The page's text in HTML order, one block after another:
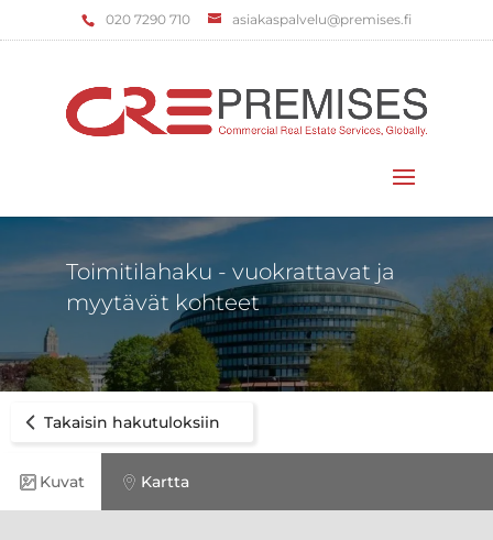
‌020 7290 710 asiakaspalvelu@premises.fi
Toimitilahaku - vuokrattavat ja
myytävät kohteet
Takaisin hakutuloksiin
Kuvat Kartta